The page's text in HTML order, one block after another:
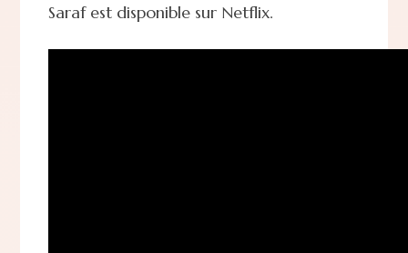
Saraf est disponible sur Netflix.